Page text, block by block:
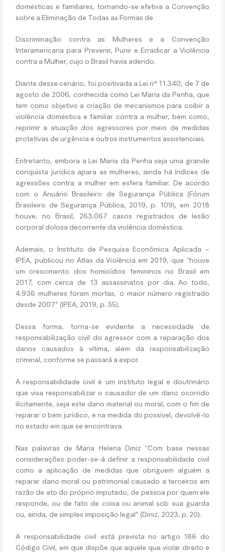
domésticas e familiares, tornando-se efetiva a Convenção
sobre a Eliminação de Todas as Formas de
Discriminação contra as Mulheres e a Convenção
Interamericana para Prevenir, Punir e Erradicar a Violência
contra a Mulher, cujo o Brasil havia aderido.
Diante desse cenário, foi positivada a Lei n° 11.340, de 7 de
agosto de 2006, conhecida como Lei Maria da Penha, que
tem como objetivo a criação de mecanismos para coibir a
violência doméstica e familiar contra a mulher, bem como,
reprimir a atuação dos agressores por meio de medidas
protetivas de urgência e outros instrumentos assistenciais.
Entretanto, embora a Lei Maria da Penha seja uma grande
conquista jurídica apara as mulheres, ainda há índices de
agressões contra a mulher em esfera familiar. De acordo
com o Anuário Brasileiro de Segurança Pública (Fórum
Brasileiro de Segurança Pública, 2019, p. 109), em 2018
houve, no Brasil, 263.067 casos registrados de lesão
corporal dolosa decorrente da violência doméstica.
Ademais, o Instituto de Pesquisa Econômica Aplicada –
IPEA, publicou no Atlas da Violência em 2019, que “houve
um crescimento dos homicídios femininos no Brasil em
2017, com cerca de 13 assassinatos por dia. Ao todo,
4.936 mulheres foram mortas, o maior número registrado
desde 2007” (IPEA, 2019, p. 35).
Dessa forma, torna-se evidente a necessidade de
responsabilização civil do agressor com a reparação dos
danos causados à vítima, além da responsabilização
criminal, conforme se passará a expor.
A responsabilidade civil é um instituto legal e doutrinário
que visa responsabilizar o causador de um dano ocorrido
ilicitamente, seja este dano material ou moral, com o fim de
reparar o bem jurídico, e na medida do possível, devolvê-lo
no estado em que se encontrava.
Nas palavras de Maria Helena Diniz “Com base nessas
considerações poder-se-á definir a responsabilidade civil
como a aplicação de medidas que obriguem alguém a
reparar dano moral ou patrimonial causado a terceiros em
razão de ato do próprio imputado, de pessoa por quem ele
responde, ou de fato de coisa ou animal sob sua guarda
ou, ainda, de simples imposição legal” (Diniz, 2023, p. 20).
A responsabilidade civil está prevista no artigo 186 do
Código Civil, em que dispõe que aquele que violar direito e